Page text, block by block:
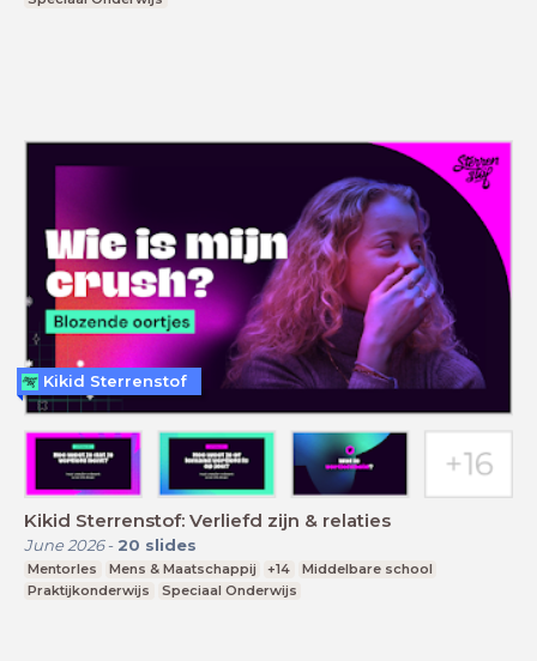
Kikid Sterrenstof: Verliefd zijn & relaties
June 2026- 20 slides
Mentorles Mens & Maatschappij +14
Middelbare school
Praktijkonderwijs
Speciaal Onderwijs
Kikid Sterrenstof